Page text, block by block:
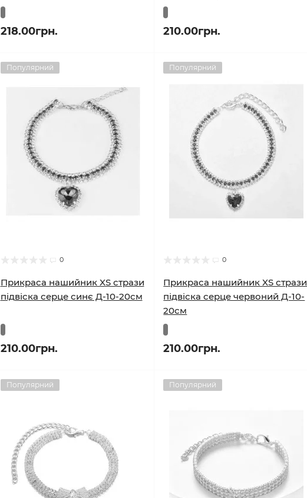
218.00грн. 210.00грн.
Популярний
0
Прикраса нашийник XS стрази
підвіска серце синє Д-10-20см
210.00грн.
Популярний
0
Прикраса нашийник XS стрази
підвіска серце червоний Д-10-
20см
210.00грн.
Популярний Популярний